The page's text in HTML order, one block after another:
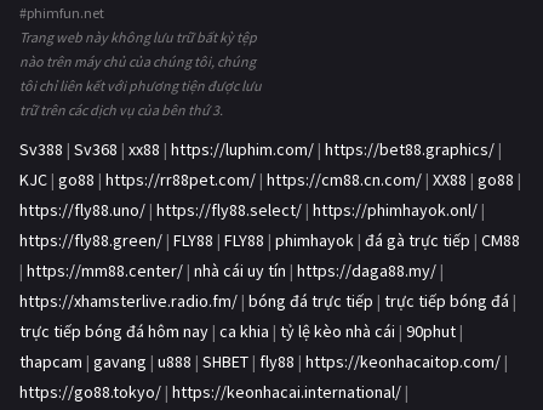
#phimfun.net
Trang web này không lưu trữ bất kỳ tệp
nào trên máy chủ của chúng tôi, chúng
tôi chỉ liên kết với phương tiện được lưu
trữ trên các dịch vụ của bên thứ 3.
Sv388 | Sv368 | xx88 | https://luphim.com/ | https://bet88.graphics/ |
KJC | go88 | https://rr88pet.com/ | https://cm88.cn.com/ | XX88 | go88 |
https://fly88.uno/ | https://fly88.select/ | https://phimhayok.onl/ |
https://fly88.green/ | FLY88 | FLY88 | phimhayok | đá gà trực tiếp | CM88
| https://mm88.center/ | nhà cái uy tín | https://daga88.my/ |
https://xhamsterlive.radio.fm/ | bóng đá trực tiếp | trực tiếp bóng đá |
trực tiếp bóng đá hôm nay | ca khia | tỷ lệ kèo nhà cái | 90phut |
thapcam | gavang | u888 | SHBET | fly88 | https://keonhacaitop.com/ |
https://go88.tokyo/ | https://keonhacai.international/ |